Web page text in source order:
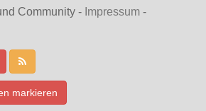
Community - Impressum -
markieren